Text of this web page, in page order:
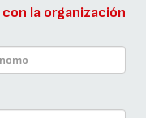
la organización